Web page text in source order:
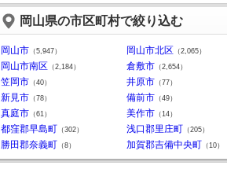
岡山県の市区町村で絞り込む
岡山市 （5,947） 岡山市北区 （2,065）
岡山市南区 （2,184） 倉敷市 （2,654）
笠岡市 （40） 井原市 （77）
新見市 （78） 備前市 （49）
真庭市 （61） 美作市 （14）
都窪郡早島町 （302） 浅口郡里庄町 （205）
勝田郡奈義町 （8） 加賀郡吉備中央町 （10）